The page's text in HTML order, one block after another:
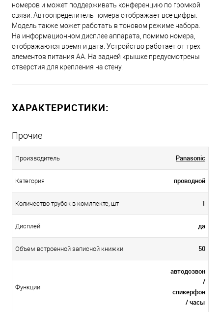
номеров и может поддерживать конференцию по громкой
связи. Автоопределитель номера отображает все цифры.
Модель также может работать в тоновом режиме набора.
На информационном дисплее аппарата, помимо номера,
отображаются время и дата. Устройство работает от трех
элементов питания АА. На задней крышке предусмотрены
отверстия для крепления на стену.
ХАРАКТЕРИСТИКИ:
Прочие
Производитель Panasonic
Категория проводной
Количество трубок в комлпекте, шт 1
Дисплей да
Объем встроенной записной книжки 50
Функции
автодозвон
/
спикерфон
/ часы